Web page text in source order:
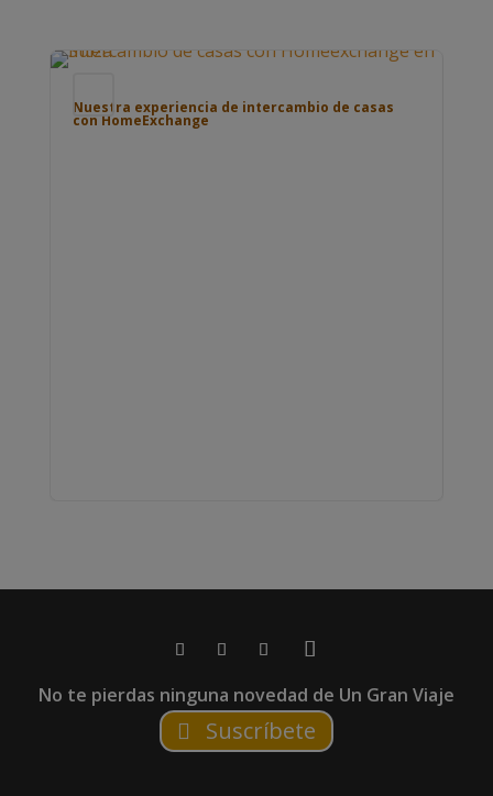
Nuestra experiencia de intercambio de casas
con HomeExchange
No te pierdas ninguna novedad de Un Gran Viaje
Suscríbete